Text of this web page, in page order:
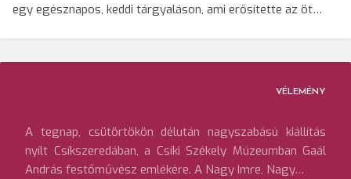
egy egésznapos, keddi tárgyaláson, ami erősítette az öt…
VÉLEMÉNY
A tegnap, csütörtökön délután nagyszabású kiállítás
nyílt Csíkszeredában, a Csíki Székely Múzeumban Gaál
András festőművész emlékére. A Nagy Imre, Nagy…